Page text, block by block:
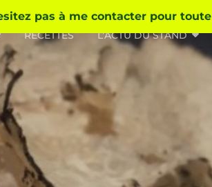
pas à me contacter pour
RECETTES L’ACTU DU STAND